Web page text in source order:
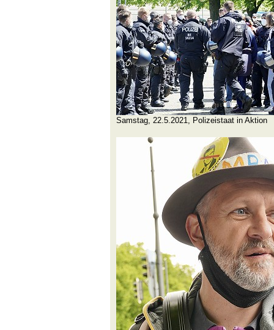
Samstag, 22.5.2021, Polizeistaat in Aktion